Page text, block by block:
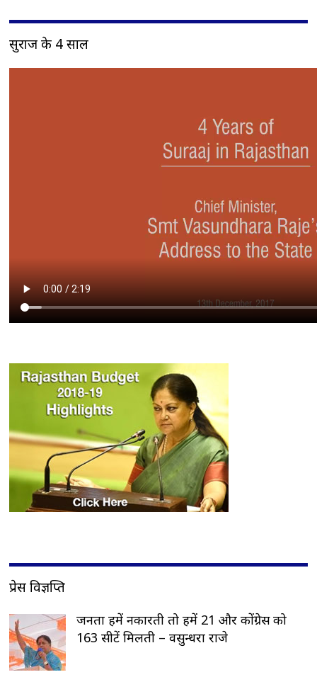
सुराज के 4 साल
प्रेस विज्ञप्ति
जनता हमें नकारती तो हमें 21 और कोंग्रेस को
163 सीटें मिलती – वसुन्धरा राजे